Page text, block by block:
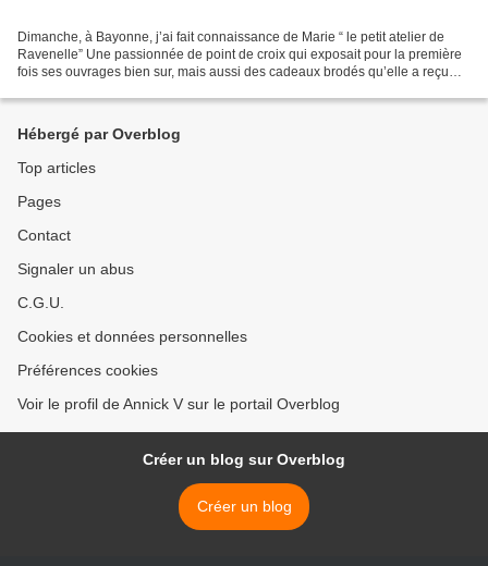
Dimanche, à Bayonne, j’ai fait connaissance de Marie “ le petit atelier de
Ravenelle” Une passionnée de point de croix qui exposait pour la première
fois ses ouvrages bien sur, mais aussi des cadeaux brodés qu’elle a reçu
Hébergé par Overblog
Top articles
Pages
Contact
Signaler un abus
C.G.U.
Cookies et données personnelles
Préférences cookies
Voir le profil de Annick V sur le portail Overblog
Créer un blog sur Overblog
Créer un blog